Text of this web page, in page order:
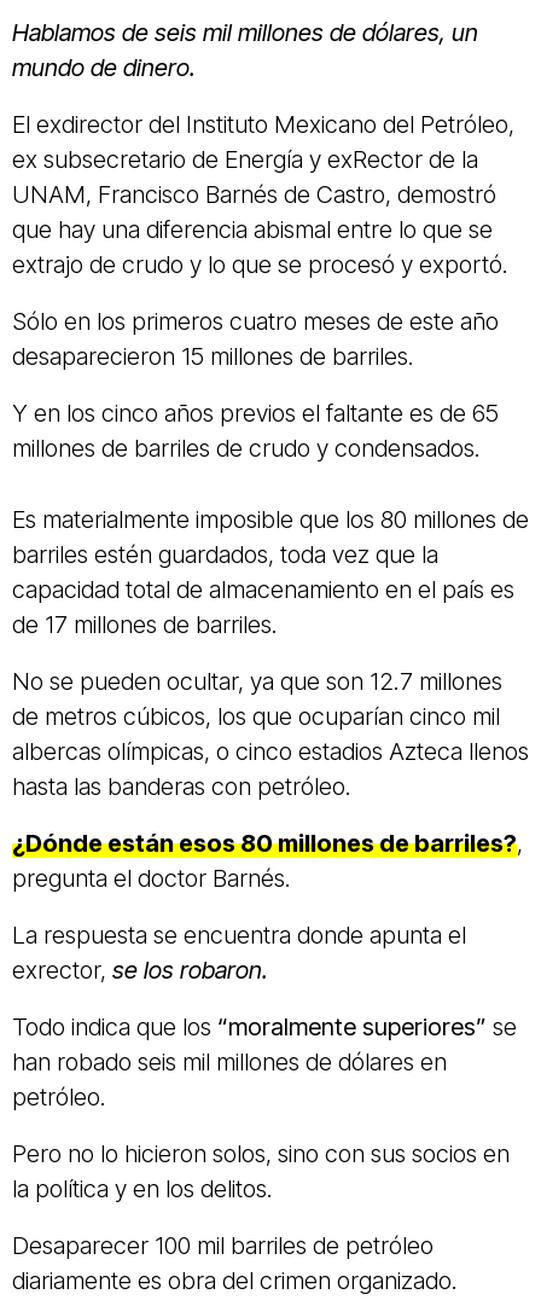
Hablamos de seis mil millones de dólares, un
mundo de dinero.
El exdirector del Instituto Mexicano del Petróleo,
ex subsecretario de Energía y exRector de la
UNAM, Francisco Barnés de Castro, demostró
que hay una diferencia abismal entre lo que se
extrajo de crudo y lo que se procesó y exportó.
Sólo en los primeros cuatro meses de este año
desaparecieron 15 millones de barriles.
Y en los cinco años previos el faltante es de 65
millones de barriles de crudo y condensados.
Es materialmente imposible que los 80 millones de
barriles estén guardados, toda vez que la
capacidad total de almacenamiento en el país es
de 17 millones de barriles.
No se pueden ocultar, ya que son 12.7 millones
de metros cúbicos, los que ocuparían cinco mil
albercas olímpicas, o cinco estadios Azteca llenos
hasta las banderas con petróleo.
¿Dónde están esos 80 millones de barriles?,
pregunta el doctor Barnés.
La respuesta se encuentra donde apunta el
exrector, se los robaron.
Todo indica que los “moralmente superiores” se
han robado seis mil millones de dólares en
petróleo.
Pero no lo hicieron solos, sino con sus socios en
la política y en los delitos.
Desaparecer 100 mil barriles de petróleo
diariamente es obra del crimen organizado.